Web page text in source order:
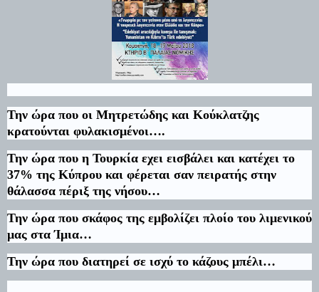
Την ώρα που οι Μητρετώδης και Κούκλατζης
κρατούνται φυλακισμένοι….
Την ώρα που η Τουρκία εχει εισβάλει και κατέχει το
37% της Κύπρου και φέρεται σαν πειρατής στην
θάλασσα πέριξ της νήσου…
Την ώρα που σκάφος της εμβολίζει πλοίο του λιμενικού
μας στα Ίμια…
Την ώρα που διατηρεί σε ισχύ το κάζους μπέλι…